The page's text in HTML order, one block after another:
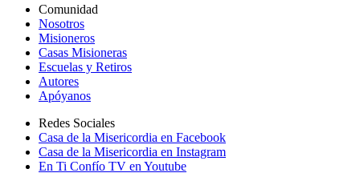
Comunidad
Nosotros
Misioneros
Casas Misioneras
Escuelas y Retiros
Autores
Apóyanos
Redes Sociales
Casa de la Misericordia en Facebook
Casa de la Misericordia en Instagram
En Ti Confío TV en Youtube